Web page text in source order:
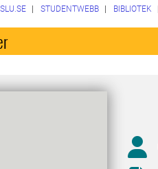
SLU.SE STUDENTWEBB BIBLIOTEK